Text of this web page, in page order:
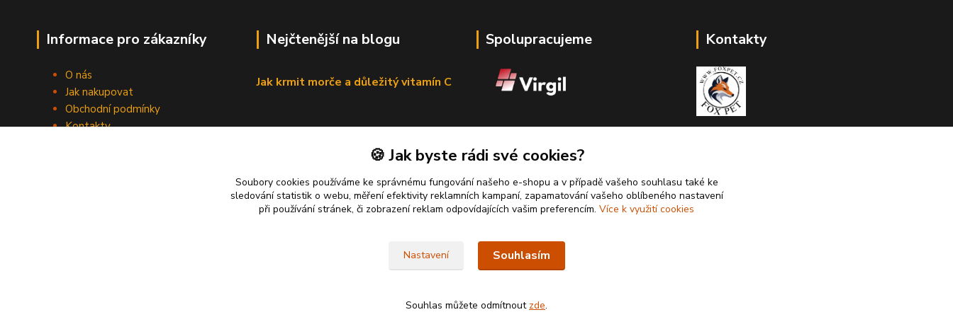
Informace pro zákazníky
O nás
Jak nakupovat
Obchodní podmínky
Kontakty
Nejčtenější na blogu
Jak krmit morče a důležitý vitamín C
Spolupracujeme Kontakty
foxpet1@seznam.cz
🍪 Jak byste rádi své cookies?
Soubory cookies používáme ke správnému fungování našeho e-shopu a v případě vašeho souhlasu také ke
sledování statistik o webu, měření efektivity reklamních kampaní, zapamatování vašeho oblíbeného nastavení
při používání stránek, či zobrazení reklam odpovídajících vašim preferencím. Více k využití cookies
Nastavení Souhlasím
Souhlas můžete odmítnout zde.